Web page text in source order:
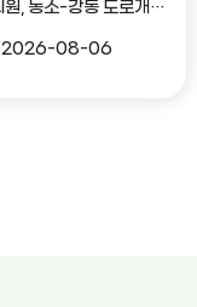
이주언 의원, 농소-강동 도로개설 민원 현장 점검
2026-08-06